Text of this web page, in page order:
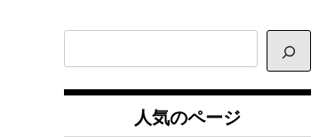
ファショコン通
信
ザイナーの観点からファッション
とモードを分析するファッション
イ
ト
人気のページ